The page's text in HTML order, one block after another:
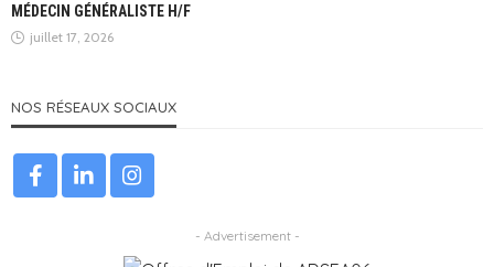
MÉDECIN GÉNÉRALISTE H/F
juillet 17, 2026
NOS RÉSEAUX SOCIAUX
- Advertisement -